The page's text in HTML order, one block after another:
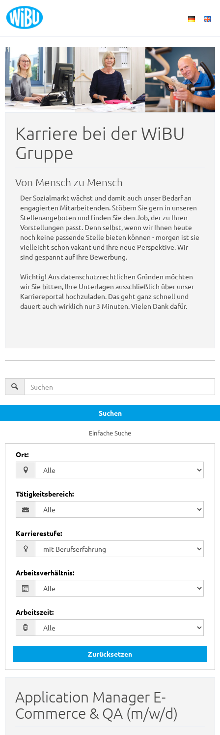
Karriere bei der WiBU
Gruppe
Von Mensch zu Mensch
Der Sozialmarkt wächst und damit auch unser Bedarf an
engagierten Mitarbeitenden. Stöbern Sie gern in unseren
Stellenangeboten und finden Sie den Job, der zu Ihren
Vorstellungen passt. Denn selbst, wenn wir Ihnen heute
noch keine passende Stelle bieten können - morgen ist sie
vielleicht schon vakant und Ihre neue Perspektive. Wir
sind gespannt auf Ihre Bewerbung.
Wichtig! Aus datenschutzrechtlichen Gründen möchten
wir Sie bitten, Ihre Unterlagen ausschließlich über unser
Karriereportal hochzuladen. Das geht ganz schnell und
dauert auch wirklich nur 3 Minuten. Vielen Dank dafür.
Suchen
Einfache Suche
Ort:
Tätigkeitsbereich:
Karrierestufe:
Arbeitsverhältnis:
Arbeitszeit:
Zurücksetzen
Application Manager E-
Commerce & QA (m/w/d)